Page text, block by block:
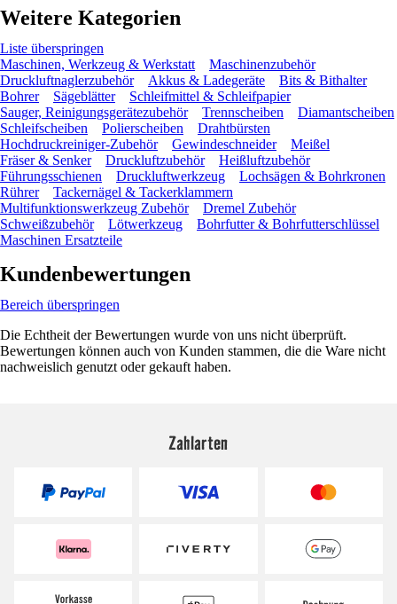
Weitere Kategorien
Liste überspringen
Maschinen, Werkzeug & Werkstatt
Maschinenzubehör
Druckluftnaglerzubehör
Akkus & Ladegeräte
Bits & Bithalter
Bohrer
Sägeblätter
Schleifmittel & Schleifpapier
Sauger, Reinigungsgerätezubehör
Trennscheiben
Diamantscheiben
Schleifscheiben
Polierscheiben
Drahtbürsten
Hochdruckreiniger-Zubehör
Gewindeschneider
Meißel
Fräser & Senker
Druckluftzubehör
Heißluftzubehör
Führungsschienen
Druckluftwerkzeug
Lochsägen & Bohrkronen
Rührer
Tackernägel & Tackerklammern
Multifunktionswerkzeug Zubehör
Dremel Zubehör
Schweißzubehör
Lötwerkzeug
Bohrfutter & Bohrfutterschlüssel
Maschinen Ersatzteile
Kundenbewertungen
Bereich überspringen
Die Echtheit der Bewertungen wurde von uns nicht überprüft.
Bewertungen können auch von Kunden stammen, die die Ware nicht
nachweislich genutzt oder gekauft haben.
Zahlarten